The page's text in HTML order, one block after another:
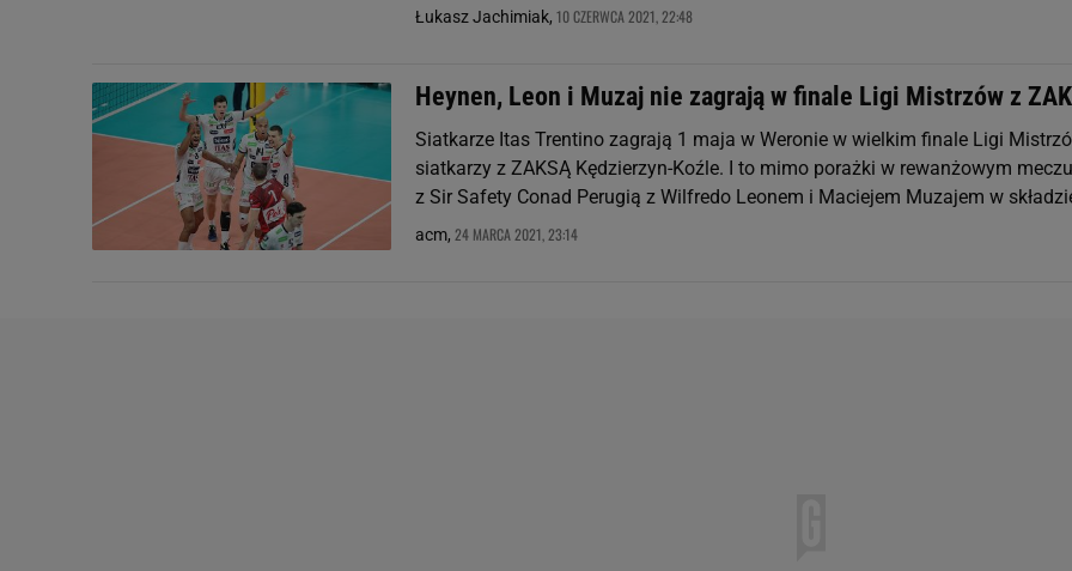
Łukasz Jachimiak, 10 CZERWCA 2021, 22:48
Heynen, Leon i Muzaj nie zagrają w finale Ligi Mistrzów z
Siatkarze Itas Trentino zagrają 1 maja w Weronie w wielkim finale Ligi
siatkarzy z ZAKSĄ Kędzierzyn-Koźle. I to mimo porażki w rewanżowym
z Sir Safety Conad Perugią z Wilfredo Leonem i Maciejem Muzajem w
acm, 24 MARCA 2021, 23:14